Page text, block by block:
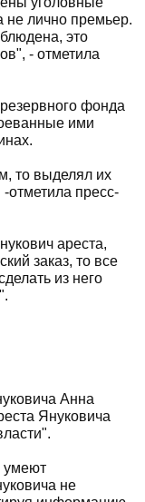
не лично премьер.
это
- отметила
фонда
ими
то выделял их
отметила пресс-
ареста,
заказ, то все
из него
Анна
Януковича
умеют
не